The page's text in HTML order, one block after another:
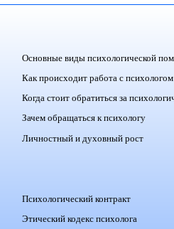
Основные виды психологической
Как происходит работа с психологом
Когда стоит обратиться за
Зачем обращаться к психологу
Личностный и духовный рост
Психологический контракт
Этический кодекс психолога